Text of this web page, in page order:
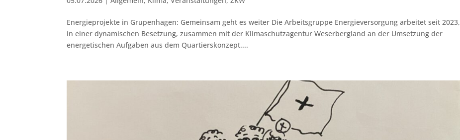
Energieprojekte in Grupenhagen: Gemeinsam geht es weiter Die Arbeitsgruppe Energieversorgung arbeitet seit 2023,
in einer dynamischen Besetzung, zusammen mit der Klimaschutzagentur Weserbergland an der Umsetzung der
energetischen Aufgaben aus dem Quartierskonzept....